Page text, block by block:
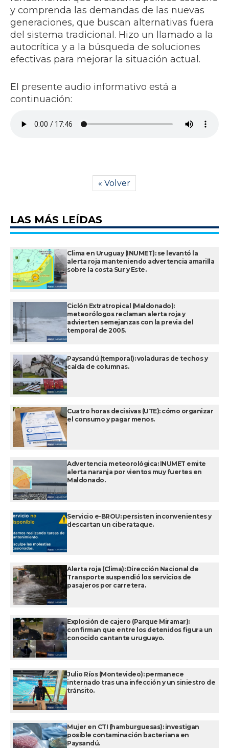
y comprenda las demandas de las nuevas
generaciones, que buscan alternativas fuera
del sistema tradicional. Hizo un llamado a la
autocrítica y a la búsqueda de soluciones
efectivas para mejorar la situación actual.
El presente audio informativo está a
continuación:
« Volver
LAS MÁS LEÍDAS
Clima en Uruguay (INUMET): se levantó la
alerta roja manteniendo advertencia amarilla
sobre la costa Sur y Este.
Ciclón Extratropical (Maldonado):
meteorólogos reclaman alerta roja y
advierten semejanzas con la previa del
temporal de 2005.
Paysandú (temporal): voladuras de techos y
caída de columnas.
Cuatro horas decisivas (UTE): cómo organizar
el consumo y pagar menos.
Advertencia meteorológica: INUMET emite
alerta naranja por vientos muy fuertes en
Maldonado.
Servicio e-BROU: persisten inconvenientes y
descartan un ciberataque.
Alerta roja (Clima): Dirección Nacional de
Transporte suspendió los servicios de
pasajeros por carretera.
Explosión de cajero (Parque Miramar):
confirman que entre los detenidos figura un
conocido cantante uruguayo.
Julio Ríos (Montevideo): permanece
internado tras una infección y un siniestro de
tránsito.
Mujer en CTI (hamburguesas): investigan
posible contaminación bacteriana en
Paysandú.